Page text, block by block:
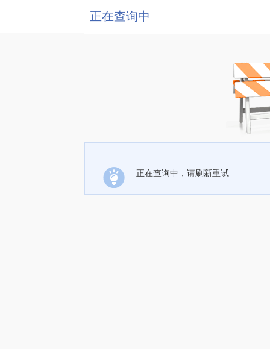
正在查询中
正在查询中，请刷新重试